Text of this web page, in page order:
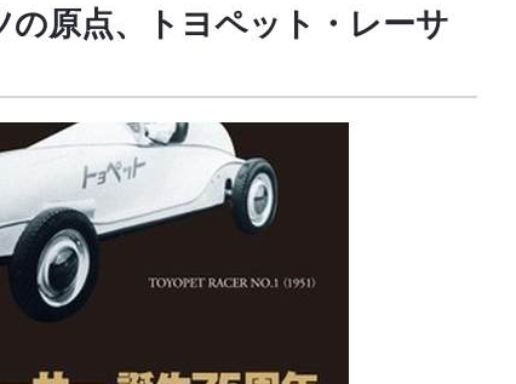
の原点、トヨペット・レーサ